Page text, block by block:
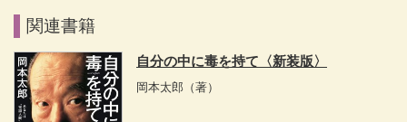
関連書籍
自分の中に毒を持て〈新装版〉
岡本太郎 （著）